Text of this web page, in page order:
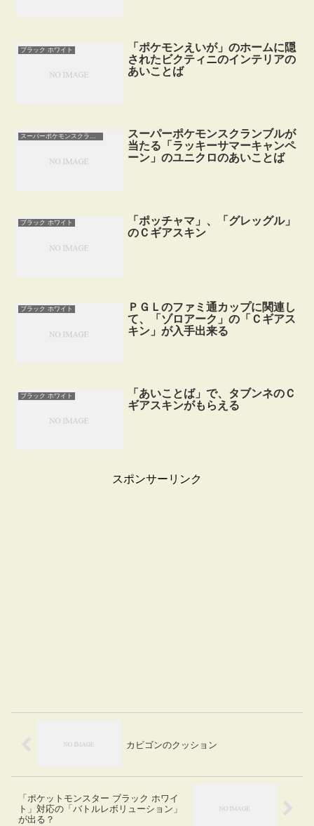
ブラック ホワイト
「ポケモンえいが」のホームに隠
されたビクティニのインテリアの
あいことば
スーパーポケモンスクランブル
スーパーポケモンスクランブルが
当たる「ラッキーサマーキャンペ
ーン」のユニクロのあいことば
ブラック ホワイト
「ポッチャマ」、「グレッグル」
のＣギアスキン
ブラック ホワイト
ＰＧＬのファミ通カップに関連し
て、「ゾロアーク」の「Ｃギアス
キン」が入手出来る
ブラック ホワイト
「あいことば」で、タブンネのＣ
ギアスキンがもらえる
スポンサーリンク
カビゴンのクッション
「ポケットモンスター ブラック ホワイ
ト」対応の「バトルレボリューション」
が出る？